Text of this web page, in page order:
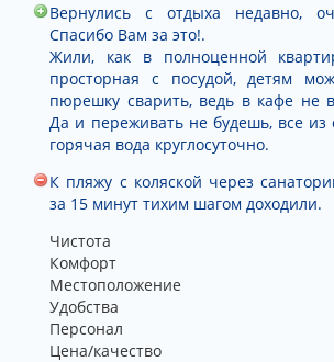
Вернулись с отдыха недавно,
Спасибо Вам за это!.
Жили, как в полноценной
просторная с посудой, детям
пюрешку сварить, ведь в кафе не
Да и переживать не будешь, все из
горячая вода круглосуточно.
К пляжу с коляской через
за 15 минут тихим шагом доходили.
Чистота
Комфорт
Местоположение
Удобства
Персонал
Цена/качество